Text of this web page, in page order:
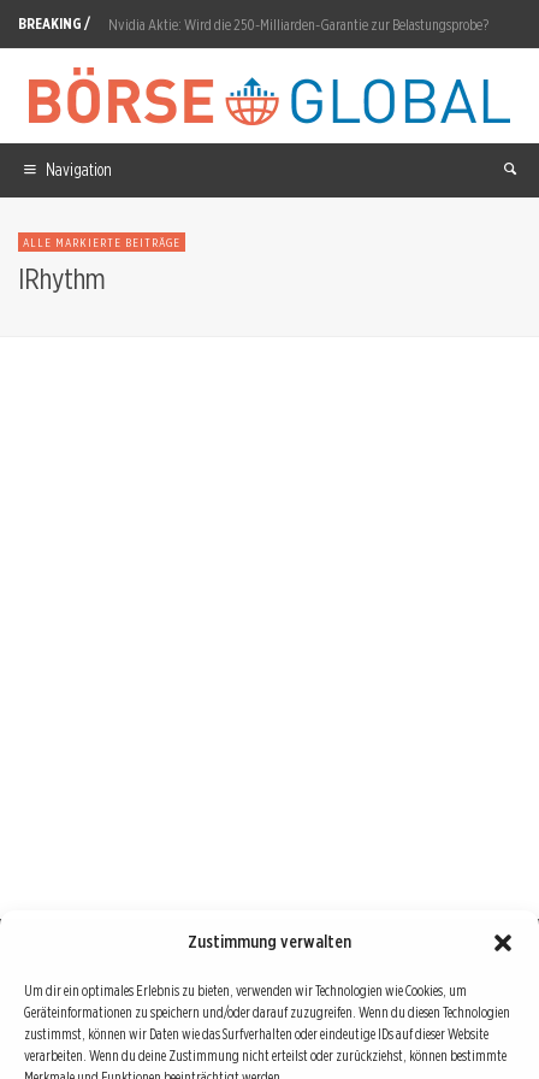
Zustimmung verwalten
Um dir ein optimales Erlebnis zu bieten, verwenden wir Technologien wie Cookies, um
Geräteinformationen zu speichern und/oder darauf zuzugreifen. Wenn du diesen Technologien
zustimmst, können wir Daten wie das Surfverhalten oder eindeutige IDs auf dieser Website
verarbeiten. Wenn du deine Zustimmung nicht erteilst oder zurückziehst, können bestimmte
BREAKING / Nvidia Aktie: Wird die 250-Milliarden-Garantie zur Belastungsprobe?
Circus Aktie: 66,31 Prozent Monatsverlust
TKMS Aktie: Kurs vor Entscheidung
Navigation
ALLE MARKIERTE BEITRÄGE
IRhythm
Börse : lokal, international, global
Erfolgreiche Börsengeschäfte bedingen vor allem drei Dinge: Verlässliche Informationen,
richtige Interpretationen und unabhängige Informationsquellen. Diese drei Bausteine sind